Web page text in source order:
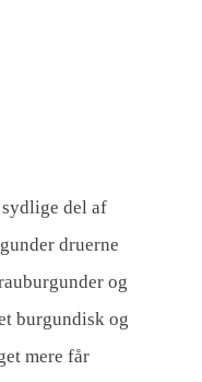
del af
druerne
og
burgundisk og
mere får